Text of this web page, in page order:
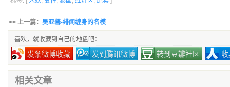
<< 上一篇： 吴亚馨-绯闻缠身的名模
喜欢，就收藏到自己的地盘吧：
发条微博收藏 发到腾讯微博 转到豆瓣社区
相关文章